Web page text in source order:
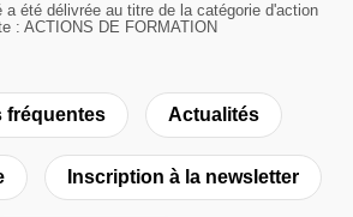
a été délivrée au titre de la catégorie d'action
: ACTIONS DE FORMATION
fréquentes Actualités
Inscription à la newsletter